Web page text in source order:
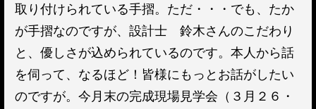
取り付けられている手摺。ただ・・・でも、たか
が手摺なのですが、設計士 鈴木さんのこだわり
と、優しさが込められているのです。本人から話
を伺って、なるほど！皆様にもっとお話がしたい
のですが。今月末の完成現場見学会（３月２６・